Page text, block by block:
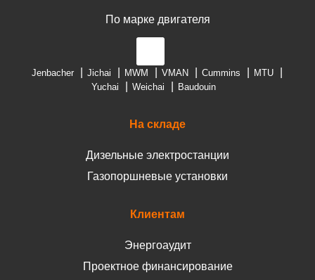
По марке двигателя
Jenbacher Jichai MWM VMAN Cummins
MTU
Yuchai
Weichai Baudouin
На складе
Дизельные электростанции
Газопоршневые установки
Клиентам
Энергоаудит
Проектное финансирование